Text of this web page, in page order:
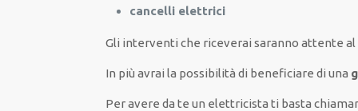
cancelli elettrici
Gli interventi che riceverai sarannoattente al
In più avrai la possibilità di beneficiare di una
Per avereda te un elettricistati basta